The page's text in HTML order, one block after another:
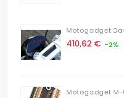
Motogadget
Prix
410,62 € -2%
Motogadget M-